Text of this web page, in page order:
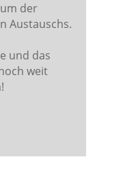
der
Austauschs.
und das
weit